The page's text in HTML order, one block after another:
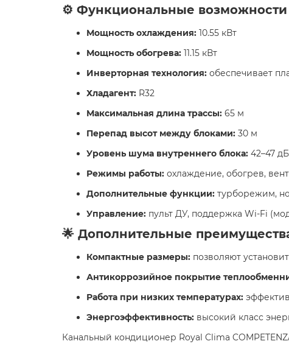
⚙️ Функциональные возможности
Мощность охлаждения: 10.55 кВт
Мощность обогрева: 11.15 кВт
Инверторная технология: обеспечивает
Хладагент: R32
Максимальная длина трассы: 65 м
Перепад высот между блоками: 30 м
Уровень шума внутреннего блока: 42–47 дБ
Режимы работы: охлаждение, обогрев,
Дополнительные функции: турборежим,
Управление: пульт ДУ, поддержка Wi-Fi
🌟 Дополнительные
Компактные размеры: позволяют
Антикоррозийное покрытие
Работа при низких температурах:
Энергоэффективность: высокий класс
Канальный кондиционер Royal Clima